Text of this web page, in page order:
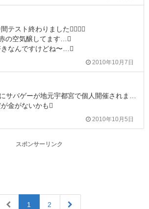
テスト終わりました
の空気醸してます…
なんですけどね〜…
2010年10月7日
金がないかも
2010年10月5日
スポンサーリンク
1 2